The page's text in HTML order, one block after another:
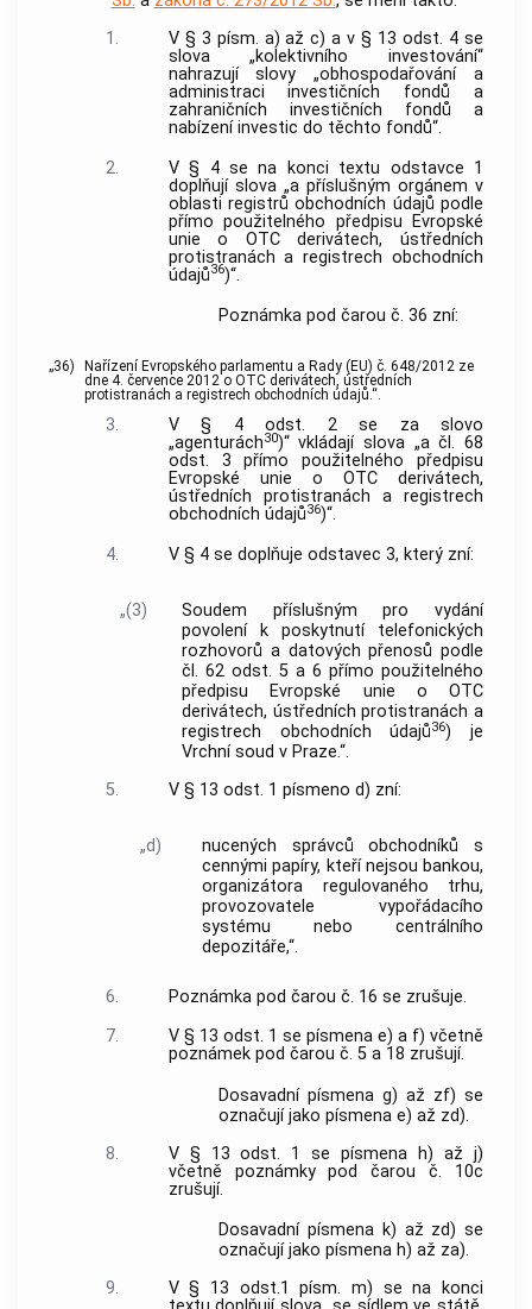
1.
V § 3 písm. a) až c) a v § 13 odst. 4 se
slova „kolektivního investování“
nahrazují slovy „obhospodařování a
administraci investičních fondů a
zahraničních investičních fondů a
nabízení investic do těchto fondů“.
2.
V § 4 se na konci textu odstavce 1
doplňují slova „a příslušným orgánem v
oblasti registrů obchodních údajů podle
přímo použitelného předpisu Evropské
unie o OTC derivátech, ústředních
protistranách a registrech obchodních
údajů36)“.
Poznámka pod čarou č. 36 zní:
„36)
Nařízení Evropského parlamentu a Rady (EU) č. 648/2012 ze
dne 4. července 2012 o OTC derivátech, ústředních
protistranách a registrech obchodních údajů.“.
3.
V § 4 odst. 2 se za slovo
„agenturách30)“ vkládají slova „a čl. 68
odst. 3 přímo použitelného předpisu
Evropské unie o OTC derivátech,
ústředních protistranách a registrech
obchodních údajů36)“.
4.
V § 4 se doplňuje odstavec 3, který zní:
„(3)
Soudem příslušným pro vydání
povolení k poskytnutí telefonických
rozhovorů a datových přenosů podle
čl. 62 odst. 5 a 6 přímo použitelného
předpisu Evropské unie o OTC
derivátech, ústředních protistranách a
registrech obchodních údajů36) je
Vrchní soud v Praze.“.
5.
V § 13 odst. 1 písmeno d) zní:
„d)
nucených správců obchodníků s
cennými papíry, kteří nejsou bankou,
organizátora regulovaného trhu,
provozovatele vypořádacího
systému nebo centrálního
depozitáře,“.
6.
Poznámka pod čarou č. 16 se zrušuje.
7.
V § 13 odst. 1 se písmena e) a f) včetně
poznámek pod čarou č. 5 a 18 zrušují.
Dosavadní písmena g) až zf) se
označují jako písmena e) až zd).
8.
V § 13 odst. 1 se písmena h) až j)
včetně poznámky pod čarou č. 10c
zrušují.
Dosavadní písmena k) až zd) se
označují jako písmena h) až za).
9.
V § 13 odst.1 písm. m) se na konci